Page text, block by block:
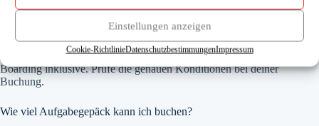
Einstellungen anzeigen
Cookie-RichtlinieDatenschutzbestimmungenImpressum
Wann bekomme ich ein großes Handgepäck kostenlos?
Ein großes Handgepäck (56 x 45 x 25 cm, bis 15 kg) ist
kostenpflichtig, kann aber über bestimmte Tarife oder eine easyJet Plus
Mitgliedschaft kostenfrei enthalten sein. In diesem Fall ist Speedy
Boarding inklusive. Prüfe die genauen Konditionen bei deiner
Buchung.
Wie viel Aufgabegepäck kann ich buchen?